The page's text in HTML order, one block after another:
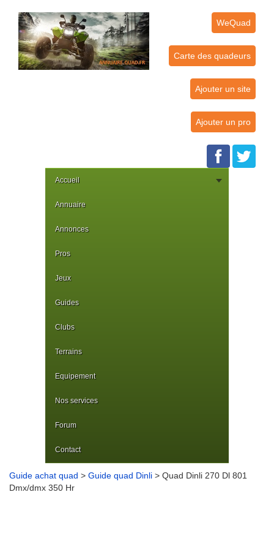
WeQuad
Carte des quadeurs
Ajouter un site
Ajouter un pro
Accueil
Annuaire
Annonces
Pros
Jeux
Guides
Clubs
Terrains
Equipement
Nos services
Forum
Contact
Guide achat quad > Guide quad Dinli > Quad Dinli 270 Dl 801
Dmx/dmx 350 Hr